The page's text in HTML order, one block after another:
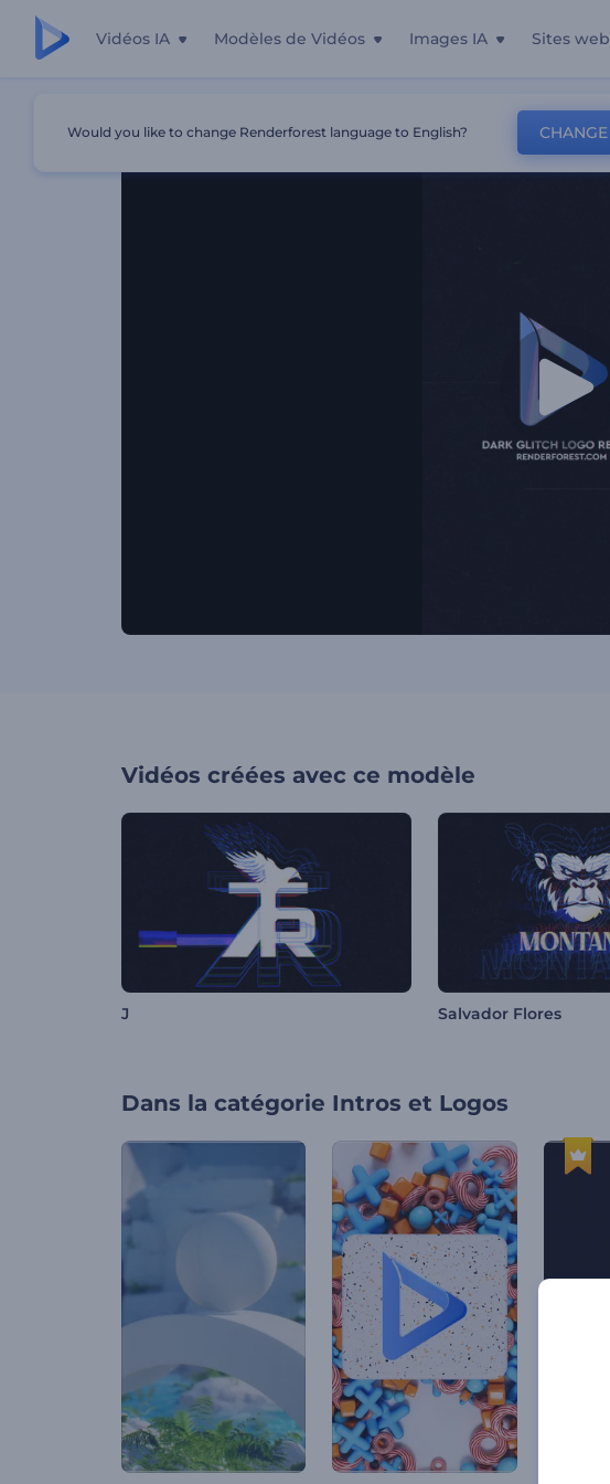
Vidéos IA Modèles de Vidéos Images IA Sites web
Vidéos créées avec ce modèle
J Salvador Flores
Dans la catégorie Intros et Logos
Would you like to change Renderforest language to English? CHANGE